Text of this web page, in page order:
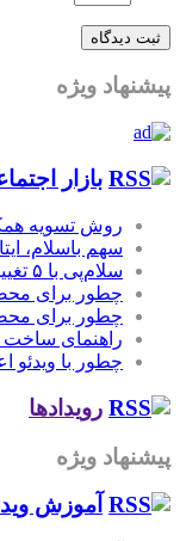
پیشنهاد ویژه
بازار
روش تسویه
سهم باسلام،
سلام‌پی با ۵ تغییر بزرگ در سال جدید
چطور برای
چطور برای
راهنمای ساخت
چطور با ویدئو
رویدادها
پیشنهاد ویژه
آموزش‌